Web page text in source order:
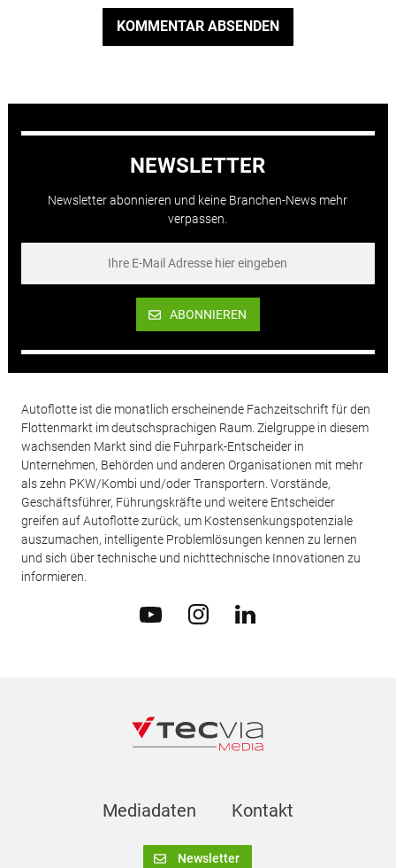
KOMMENTAR ABSENDEN
NEWSLETTER
Newsletter abonnieren und keine Branchen-News mehr
verpassen.
ABONNIEREN
Autoflotte ist die monatlich erscheinende Fachzeitschrift für den
Flottenmarkt im deutschsprachigen Raum. Zielgruppe in diesem
wachsenden Markt sind die Fuhrpark-Entscheider in
Unternehmen, Behörden und anderen Organisationen mit mehr
als zehn PKW/Kombi und/oder Transportern. Vorstände,
Geschäftsführer, Führungskräfte und weitere Entscheider
greifen auf Autoflotte zurück, um Kostensenkungspotenziale
auszumachen, intelligente Problemlösungen kennen zu lernen
und sich über technische und nichttechnische Innovationen zu
informieren.
Mediadaten Kontakt
Newsletter